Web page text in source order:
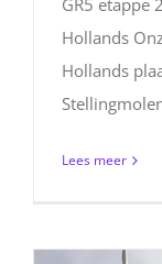
Hollands
Hollands
Lees meer